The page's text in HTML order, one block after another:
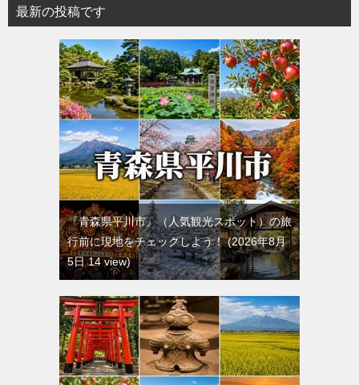
最新の投稿です
『青森県平川市』（人気観光スポット）の旅
行前に現地をチェックしよう！ 2026年8月
5日 14 view